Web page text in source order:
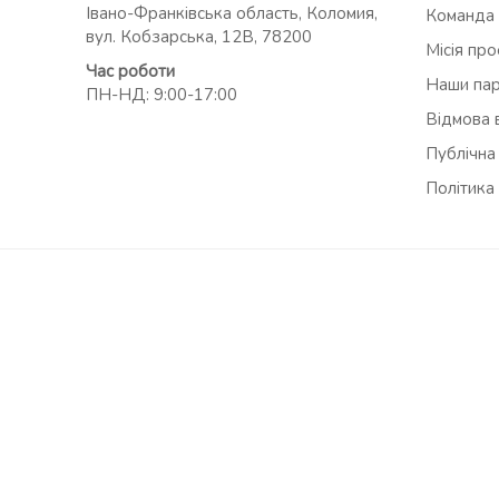
Івано-Франківська область, Коломия,
вул. Кобзарська, 12В, 78200
Час роботи
ПН-НД: 9:00-17:00
Команда
Місія
Наши
Відмова